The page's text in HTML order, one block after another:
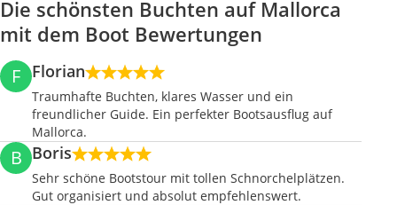
Die schönsten Buchten auf Mallorca
mit dem Boot Bewertungen
F Florian
Traumhafte Buchten, klares Wasser und ein
freundlicher Guide. Ein perfekter Bootsausflug auf
Mallorca.
B Boris
Sehr schöne Bootstour mit tollen Schnorchelplätzen.
Gut organisiert und absolut empfehlenswert.